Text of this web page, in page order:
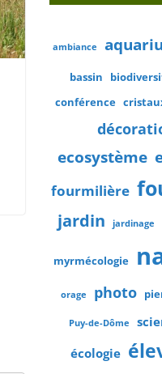
ambiance
bassin
conférence
ecosystème
fourmilière
jardin jardinage
myrmécologie
orage photo
Puy-de-Dôme
écologie